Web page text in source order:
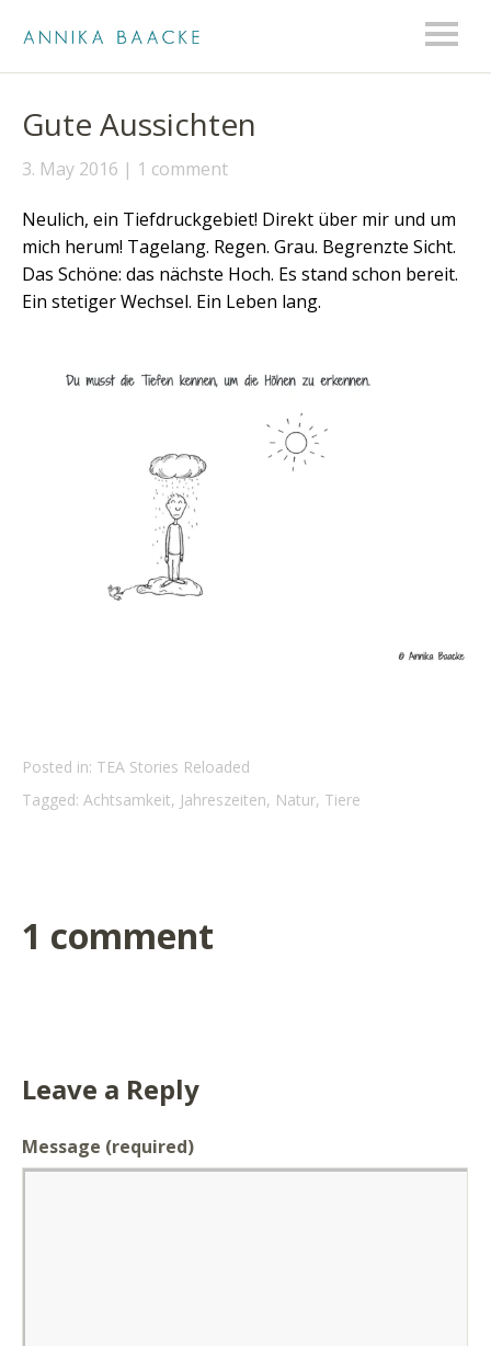
Gute Aussichten
3. May 2016 1 comment
Neulich, ein Tiefdruckgebiet! Direkt über mir und um
mich herum! Tagelang. Regen. Grau. Begrenzte Sicht.
Das Schöne: das nächste Hoch. Es stand schon bereit.
Ein stetiger Wechsel. Ein Leben lang.
Posted in: TEA Stories Reloaded
Tagged: Achtsamkeit, Jahreszeiten, Natur, Tiere
1 comment
Leave a Reply
Message (required)